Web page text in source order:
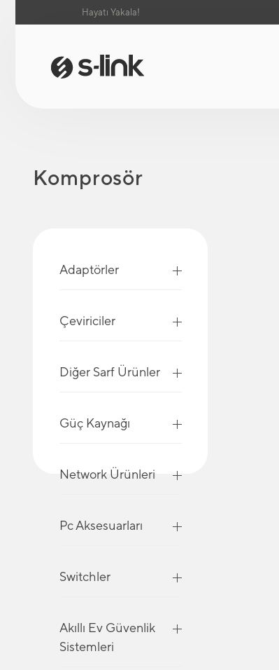
Hayatı Yakala!
Komprosör
Adaptörler
Çeviriciler
Diğer Sarf Ürünler
Güç Kaynağı
Network Ürünleri
Pc Aksesuarları
Switchler
Akıllı Ev Güvenlik
Sistemleri